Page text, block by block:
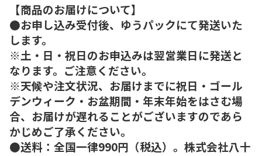
【商品のお届けについて】
●お申し込み受付後、ゆうパックにて発送いた
します。
※土・日・祝日のお申込みは翌営業日に発送と
なります。ご注意ください。
※天候や注文状況、お届けまでに祝日・ゴール
デンウィーク・お盆期間・年末年始をはさむ場
合、お届けが遅れることがございますのであら
かじめご了承ください。
●送料：全国一律990円（税込）。株式会社八十